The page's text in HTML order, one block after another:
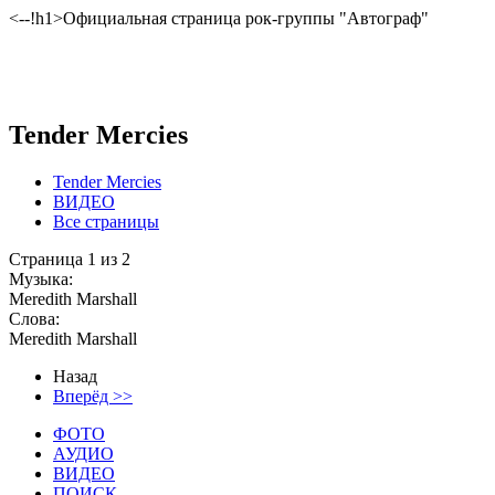
<--!h1>Официальная страница рок-группы "Автограф"
Tender Mercies
Tender Mercies
ВИДЕО
Все страницы
Страница 1 из 2
Музыка:
Meredith Marshall
Слова:
Meredith Marshall
Назад
Вперёд >>
ФОТО
АУДИО
ВИДЕО